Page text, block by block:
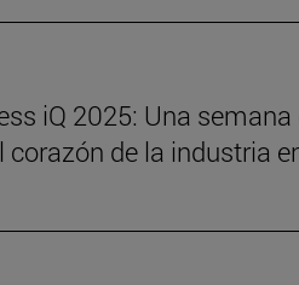
iQ 2025: Una
corazón de la industria